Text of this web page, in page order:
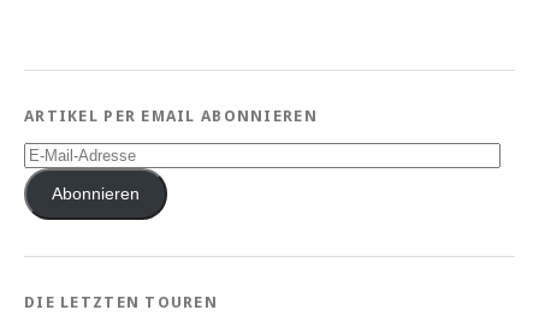
ARTIKEL PER EMAIL ABONNIEREN
E-
Mail-
AdresseAbonnieren
DIE LETZTEN TOUREN